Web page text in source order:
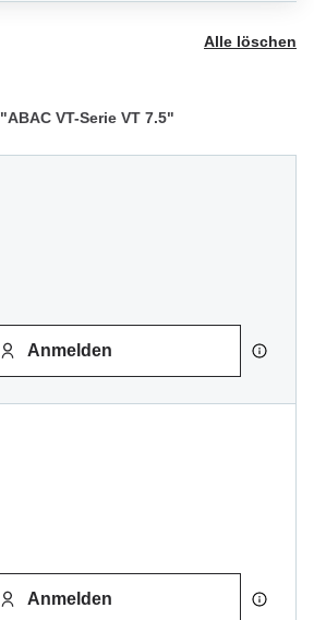
Alle löschen
"ABAC VT-Serie VT 7.5"
Anmelden
Anmelden